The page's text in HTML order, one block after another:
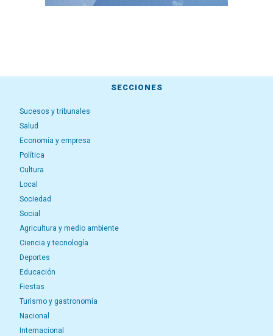
SECCIONES
Sucesos y tribunales
Salud
Economía y empresa
Política
Cultura
Local
Sociedad
Social
Agricultura y medio ambiente
Ciencia y tecnología
Deportes
Educación
Fiestas
Turismo y gastronomía
Nacional
Internacional